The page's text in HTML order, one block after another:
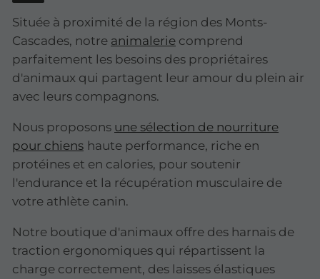
Située à proximité de la région des Monts-
Cascades, notre animalerie comprend
parfaitement les besoins des propriétaires
d'animaux qui partagent leur amour du plein air
avec leurs compagnons.
Nous proposons une sélection de nourriture
pour chiens haute performance, riche en
protéines et en calories, pour soutenir
l'endurance et la récupération musculaire de
votre athlète canin.
Notre boutique d'animaux offre des harnais de
traction ergonomiques qui répartissent la
charge correctement, des laisses élastiques